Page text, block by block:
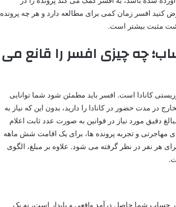
افسر زمان کمی برای مطالعه دارد و هر چه پرونده
مثبت بیشتر است.
چه چیزی افسر را قانع می
کانادا است. افسر باید مطمئن شود شما توانایی
در مدت حضور در کانادا را دارید، بدون این که نیاز به
دقیق مورد نیاز در قوانین به صورت عدد ثابت اعلام
مهاجرتی و تجربه پرونده ها، برای یک اقامت شش ماهه
۱۳ هزار دلار کانادا برای هر نفر در نظر گرفته می شود. علاوه بر مبلغ، الگوی
حساب شما حاصل درآمد واقعی و پایدار است، نه یک